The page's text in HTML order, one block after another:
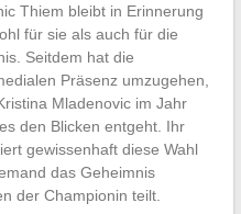
Thiem bleibt in Erinnerung
für sie als auch für die
Seitdem hat die
Präsenz umzugehen,
Mladenovic im Jahr
den Blicken entgeht. Ihr
gewissenhaft diese Wahl
das Geheimnis
der Championin teilt.